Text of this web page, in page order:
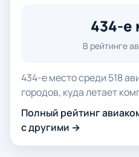
434-е
В рейтинге
434-е место среди 518
городов, куда летает
Полный рейтинг
с другими →